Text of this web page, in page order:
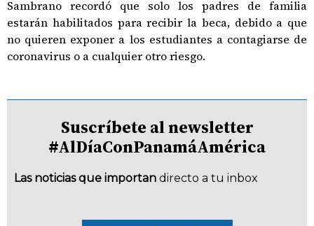
Sambrano recordó que solo los padres de familia
estarán habilitados para recibir la beca, debido a que
no quieren exponer a los estudiantes a contagiarse de
coronavirus o a cualquier otro riesgo.
Suscríbete al newsletter
#AlDíaConPanamáAmérica
Las noticias que importan directo a tu inbox